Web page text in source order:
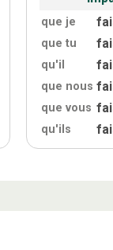
que je
que tu
qu'il
que nous
que vous
qu'ils